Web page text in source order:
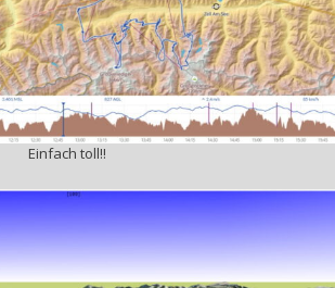
Einfach toll!!